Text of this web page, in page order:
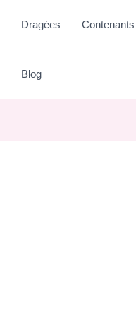
Dragées Contenants
Blog